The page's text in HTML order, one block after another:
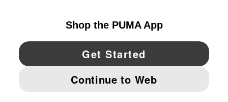
YouTube Twitter Pinterest
IMPRINT AND LEGAL DATA